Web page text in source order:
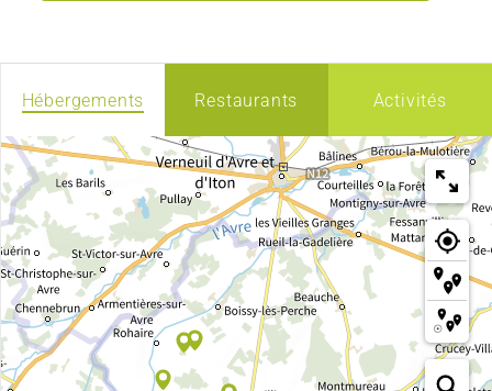
Hébergements Restaurants Activités